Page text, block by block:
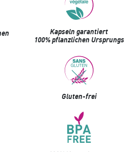
Kapseln garantiert
100% pflanzlichen Ursprungs
Gluten-frei